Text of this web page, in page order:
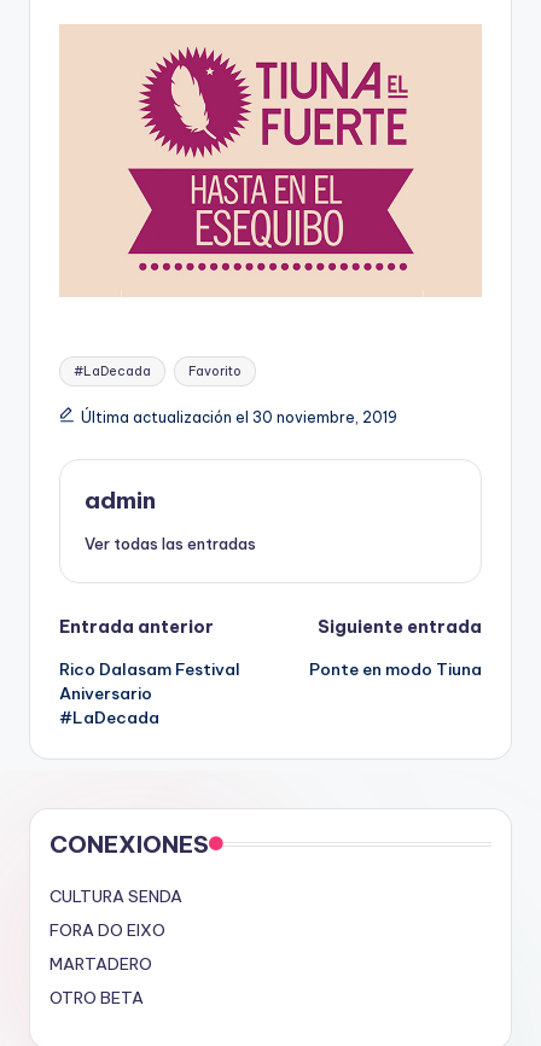
Etiquetas:
#LaDecada Favorito
Última actualización el 30 noviembre, 2019
admin
Ver todas las entradas
Navegación
de
entradas
Entrada anterior
Rico Dalasam Festival
Aniversario
#LaDecada
Siguiente entrada
Ponte en modo Tiuna
CONEXIONES
CULTURA SENDA
FORA DO EIXO
MARTADERO
OTRO BETA